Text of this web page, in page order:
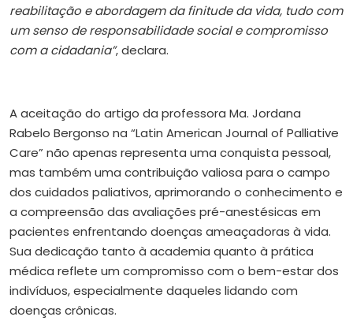
reabilitação e abordagem da finitude da vida, tudo com
um senso de responsabilidade social e compromisso
com a cidadania”, declara.
A aceitação do artigo da professora Ma. Jordana
Rabelo Bergonso na “Latin American Journal of Palliative
Care” não apenas representa uma conquista pessoal,
mas também uma contribuição valiosa para o campo
dos cuidados paliativos, aprimorando o conhecimento e
a compreensão das avaliações pré-anestésicas em
pacientes enfrentando doenças ameaçadoras à vida.
Sua dedicação tanto à academia quanto à prática
médica reflete um compromisso com o bem-estar dos
indivíduos, especialmente daqueles lidando com
doenças crônicas.